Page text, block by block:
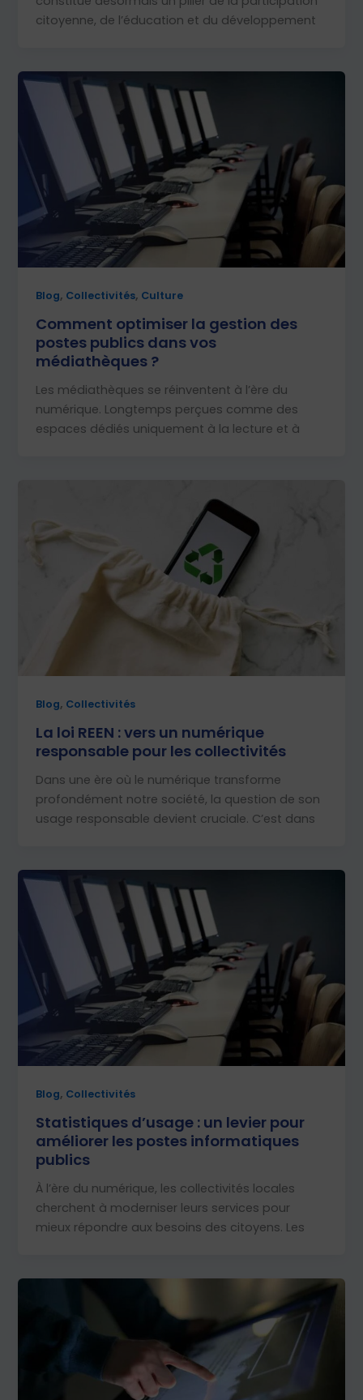
citoyenne, de l’éducation et du développement
Blog, Collectivités, Culture
Comment optimiser la gestion des
postes publics dans vos
médiathèques ?
Les médiathèques se réinventent à l’ère du
numérique. Longtemps perçues comme des
espaces dédiés uniquement à la lecture et à
Blog, Collectivités
La loi REEN : vers un numérique
responsable pour les collectivités
Dans une ère où le numérique transforme
profondément notre société, la question de son
usage responsable devient cruciale. C’est dans
Blog, Collectivités
Statistiques d’usage : un levier pour
améliorer les postes informatiques
publics
À l’ère du numérique, les collectivités locales
cherchent à moderniser leurs services pour
mieux répondre aux besoins des citoyens. Les